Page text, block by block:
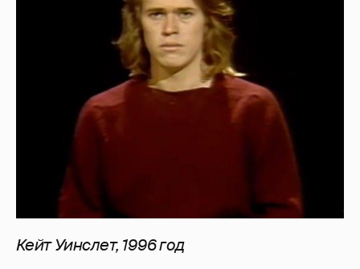
Кейт Уинслет, 1996 год